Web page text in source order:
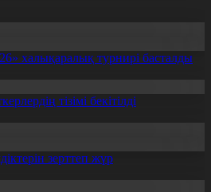
халықаралық турнирі басталды
тізімі бекітілді
зерттеп жүр